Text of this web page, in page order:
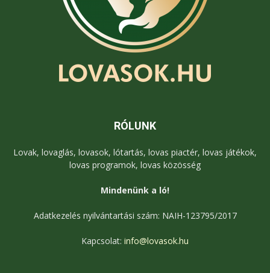
RÓLUNK
Lovak, lovaglás, lovasok, lótartás, lovas piactér, lovas játékok,
lovas programok, lovas közösség
Mindenünk a ló!
Adatkezelés nyilvántartási szám: NAIH-123795/2017
Kapcsolat: info@lovasok.hu